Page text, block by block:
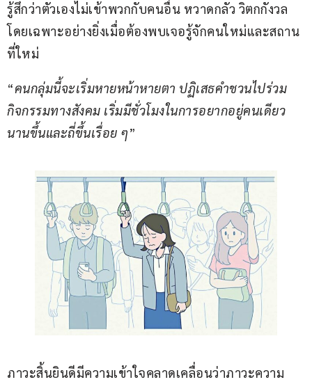
รู้สึกว่าตัวเองไม่เข้าพวกกับคนอื่น หวาดกลัว วิตกกังวล
โดยเฉพาะอย่างยิ่งเมื่อต้องพบเจอรู้จักคนใหม่และสถาน
ที่ใหม่
“คนกลุ่มนี้จะเริ่มหายหน้าหายตา ปฏิเสธคำชวนไปร่วม
กิจกรรมทางสังคม เริ่มมีชั่วโมงในการอยากอยู่คนเดียว
นานขึ้นและถี่ขึ้นเรื่อย ๆ”
ภาวะสิ้นยินดีมีความเข้าใจคลาดเคลื่อนว่าภาวะความ